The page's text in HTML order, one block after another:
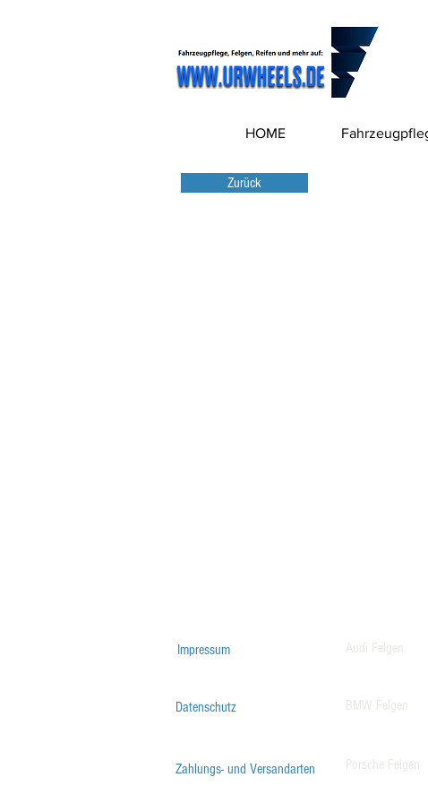
HOME
Zurück
Impressum
Datenschutz
Zahlungs- und Versandarten
Audi Felgen
BMW Felgen
Porsche Felgen